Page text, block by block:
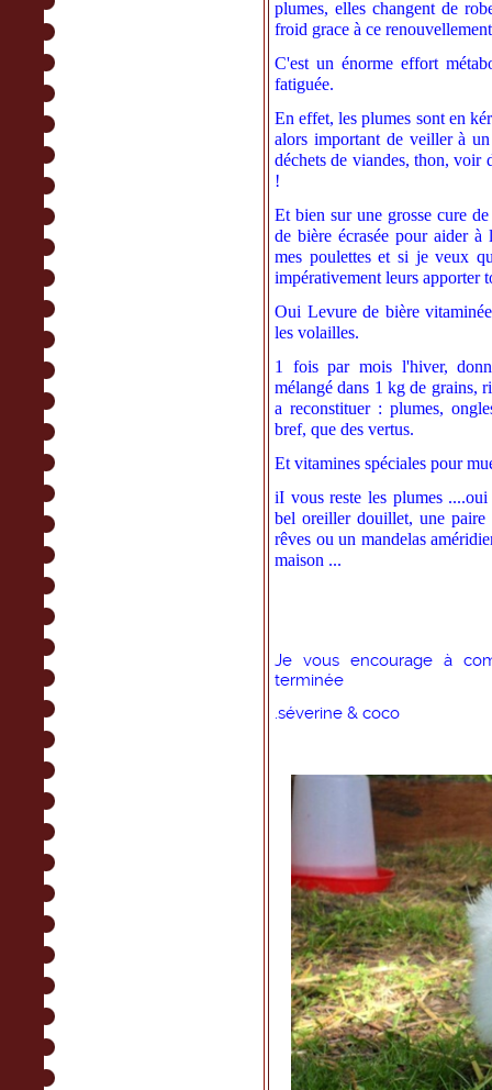
plumes, elles changent de
froid grace à ce
C'est un énorme effort
fatiguée.
En effet, les plumes sont en
alors important de veiller à
déchets de viandes, thon, voir
!
Et bien sur une grosse cure
de bière écrasée pour aider
mes poulettes et si je veux
impérativement leurs apporter
Oui Levure de bière
les volailles.
1 fois par mois l'hiver,
mélangé dans 1 kg de grains,
a reconstituer : plumes,
bref, que des vertus.
Et vitamines spéciales pour
iI vous reste les plumes
bel oreiller douillet, une
rêves ou un mandelas
maison ...
Je vous encourage à
terminée
.séverine & coco